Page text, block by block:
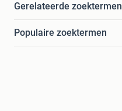
Gerelateerde zoektermen
Populaire zoektermen